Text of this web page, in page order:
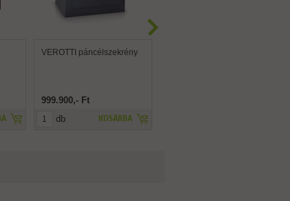
VEROTTI páncélszekrény
999.900,- Ft
KOSÁRBA
db